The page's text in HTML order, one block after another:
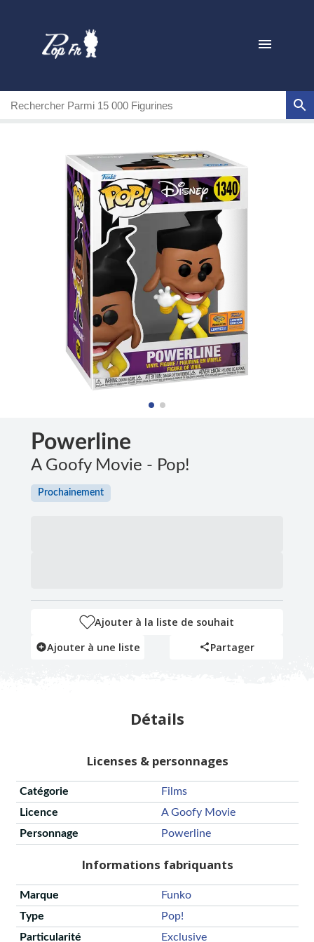
Powerline
A Goofy Movie - Pop!
Prochainement
Ajouter à la liste de souhait
Ajouter à une liste
Partager
Détails
Licenses & personnages
Catégorie
Films
Licence
A Goofy Movie
Personnage
Powerline
Informations fabriquants
Marque
Funko
Type
Pop!
Particularité
Exclusive